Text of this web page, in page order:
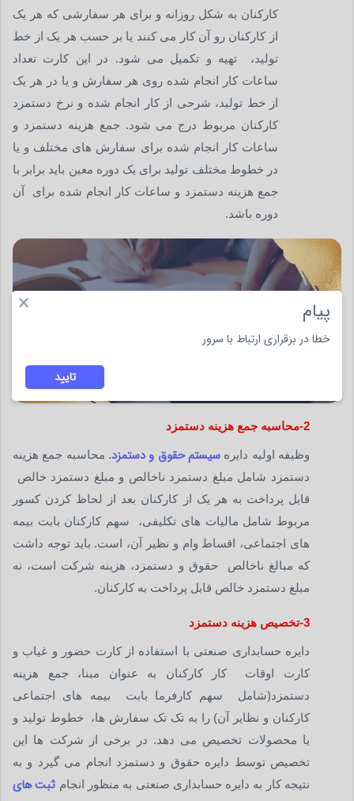
کارکنان به شکل روزانه و برای هر سفارشی که هر یک
از کارکنان رو آن کار می کنند یا بر حسب هر یک از خط
تولید، تهیه و تکمیل می شود. در این کارت تعداد
ساعات کار انجام شده روی هر سفارش و یا در هر یک
از خط تولید، شرحی از کار انجام شده و نرخ دستمزد
کارکنان مربوط درج می شود. جمع هزینه دستمزد و
ساعات کار انجام شده برای سفارش های مختلف و یا
در خطوط مختلف تولید برای یک دوره معین باید برابر با
جمع هزینه دستمزد و ساعات کار انجام شده برای آن
دوره باشد.
2-محاسبه جمع هزینه دستمزد
وظیفه اولیه دایره سیستم حقوق و دستمزد. محاسبه جمع هزینه
دستمزد شامل مبلغ دستمزد ناخالص و مبلغ دستمزد خالص
قابل پرداخت به هر یک از کارکنان بعد از لحاظ کردن کسور
مربوط شامل مالیات های تکلیفی، سهم کارکنان بابت بیمه
های اجتماعی، اقساط وام و نظیر آن، است. باید توجه داشت
که مبالغ ناخالص حقوق و دستمزد، هزینه شرکت است، نه
مبلغ دستمزد خالص قابل پرداخت به کارکنان.
3-تخصیص هزینه دستمزد
دایره حسابداری صنعتی با استفاده از کارت حضور و غیاب و
کارت اوقات کار کارکنان به عنوان مبنا، جمع هزینه
دستمزد(شامل سهم کارفرما بابت بیمه های اجتماعی
کارکنان و نظایر آن) را به تک تک سفارش ها، خطوط تولید و
یا محصولات تخصیص می دهد. در برخی از شرکت ها این
تخصیص توسط دایره حقوق و دستمزد انجام می گیرد و به
نتیجه کار به دایره حسابداری صنعتی به منظور انجام ثبت های
× پیام
خطا در برقراری ارتباط با سرور
تایید